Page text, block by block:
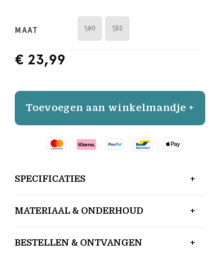
MAAT 140 152
€ 23,99
Toevoegen aan winkelmandje +
SPECIFICATIES
MATERIAAL & ONDERHOUD
BESTELLEN & ONTVANGEN